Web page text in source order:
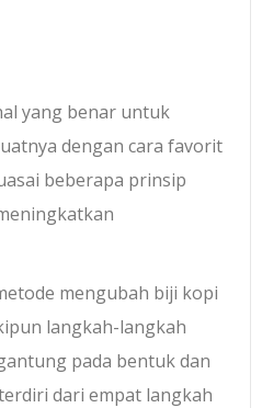
yang benar untuk
dengan cara favorit
beberapa prinsip
mengubah biji kopi
langkah-langkah
pada bentuk dan
dari empat langkah